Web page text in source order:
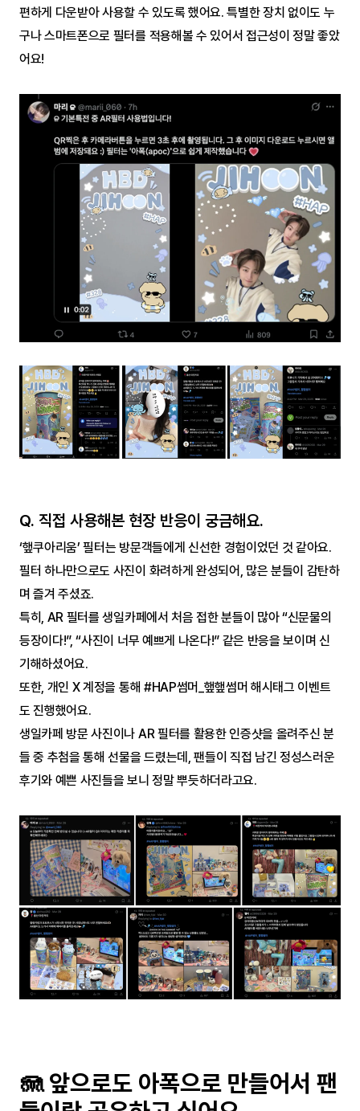
편하게 다운받아 사용할 수 있도록 했어요. 특별한 장치 없이도 누
구나 스마트폰으로 필터를 적용해볼 수 있어서 접근성이 정말 좋았
어요!
Q. 직접 사용해본 현장 반응이 궁금해요.
‘햎쿠아리움’ 필터는 방문객들에게 신선한 경험이었던 것 같아요.
필터 하나만으로도 사진이 화려하게 완성되어, 많은 분들이 감탄하
며 즐겨 주셨죠.
특히, AR 필터를 생일카페에서 처음 접한 분들이 많아 “신문물의
등장이다!”, “사진이 너무 예쁘게 나온다!” 같은 반응을 보이며 신
기해하셨어요.
또한, 개인 X 계정을 통해 #HAP썸머_햎햎썸머 해시태그 이벤트
도 진행했어요.
생일카페 방문 사진이나 AR 필터를 활용한 인증샷을 올려주신 분
들 중 추첨을 통해 선물을 드렸는데, 팬들이 직접 남긴 정성스러운
후기와 예쁜 사진들을 보니 정말 뿌듯하더라고요.
🪼 앞으로도 아폭으로 만들어서 팬